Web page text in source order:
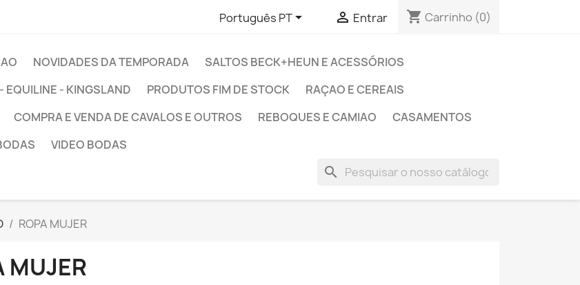
Português PT  Entrar shopping_cart Carrinho (0)
NOVIDADES DA TEMPORADA
SALTOS BECK+HEUN E ACESSÓRIOS
EQUILINE - KINGSLAND
PRODUTOS FIM DE STOCK
RAÇAO E CEREAIS
COMPRA E VENDA DE CAVALOS E OUTROS REBOQUES E CAMIAO
CASAMENTOS
VIDEO BODAS
search
ROPA MUJER
MUJER